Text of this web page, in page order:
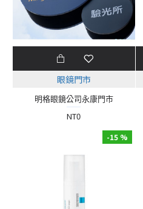
眼鏡門市
明格眼鏡公司永康門市
NT0
-15 %